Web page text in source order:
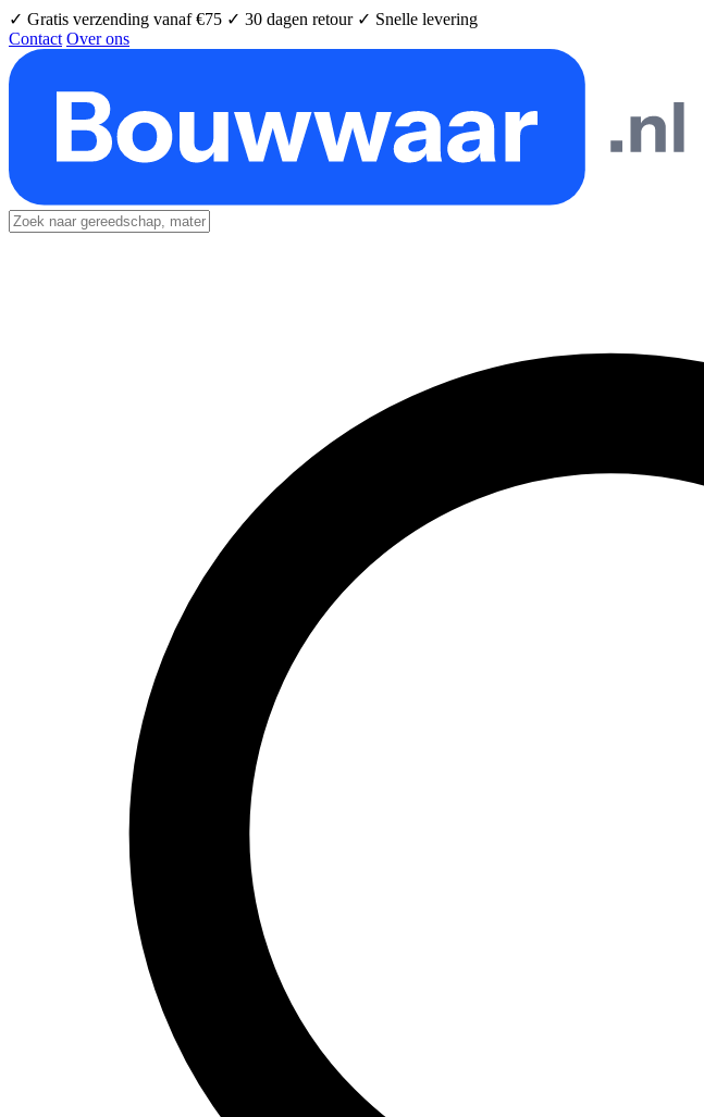
✓ Gratis verzending vanaf €75 ✓ 30 dagen retour ✓ Snelle levering
Contact Over ons